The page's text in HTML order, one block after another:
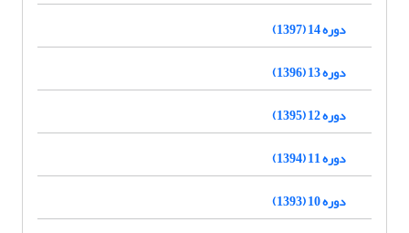
دوره 14 (1397)
دوره 13 (1396)
دوره 12 (1395)
دوره 11 (1394)
دوره 10 (1393)